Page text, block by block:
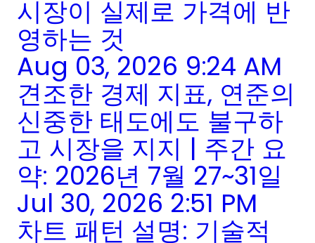
시장이 실제로 가격에 반
영하는 것
Aug 03, 2026 9:24 AM
견조한 경제 지표, 연준의
신중한 태도에도 불구하
고 시장을 지지 | 주간 요
약: 2026년 7월 27~31일
Jul 30, 2026 2:51 PM
차트 패턴 설명: 기술적